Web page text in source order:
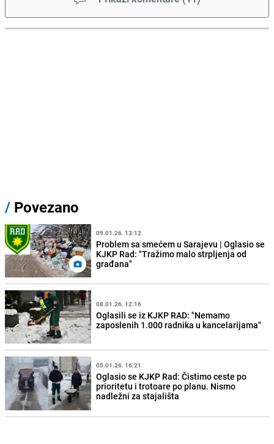
/ Povezano
09.01.26. 13:12
Problem sa smećem u Sarajevu | Oglasio se
KJKP Rad: "Tražimo malo strpljenja od
građana"
08.01.26. 12:16
Oglasili se iz KJKP RAD: "Nemamo
zaposlenih 1.000 radnika u kancelarijama"
05.01.26. 16:21
Oglasio se KJKP Rad: Čistimo ceste po
prioritetu i trotoare po planu. Nismo
nadležni za stajališta